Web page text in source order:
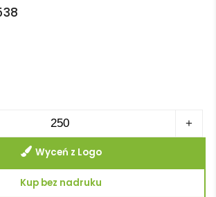
+
Wyceń z Logo
Kup bez nadruku